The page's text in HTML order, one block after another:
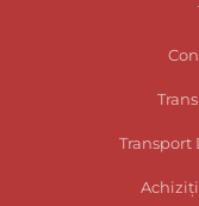
Transport